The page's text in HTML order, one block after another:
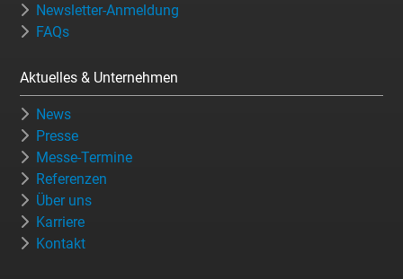
Newsletter-Anmeldung
FAQs
Aktuelles & Unternehmen
News
Presse
Messe-Termine
Referenzen
Über uns
Karriere
Kontakt